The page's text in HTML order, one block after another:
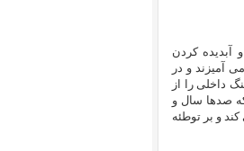
آبدیده کردن
آمیزند و در
داخلی را از
صدها سال و
و بر توطئه